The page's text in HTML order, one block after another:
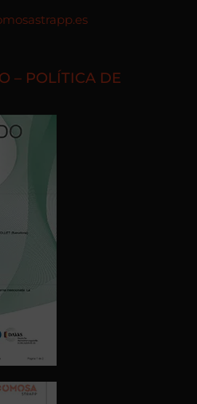
– POLÍTICA DE